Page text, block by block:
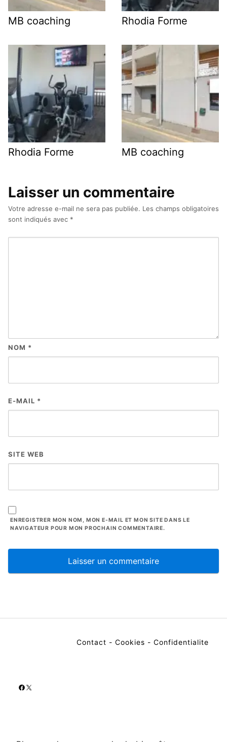
MB coaching Rhodia Forme
Rhodia Forme MB coaching
Laisser un commentaire
Votre adresse e-mail ne sera pas publiée. Les champs obligatoires
sont indiqués avec *
NOM *
E-MAIL *
SITE WEB
ENREGISTRER MON NOM, MON E-MAIL ET MON SITE DANS LE
NAVIGATEUR POUR MON PROCHAIN COMMENTAIRE.
Contact - Cookies - Confidentialite
Facebook
X